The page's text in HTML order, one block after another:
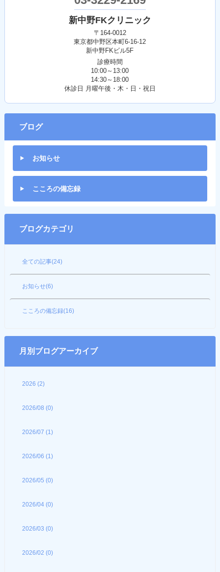
新中野FKクリニック
〒164-0012
東京都中野区本町6-16-12
新中野FKビル5F
診療時間
10:00～13:00
14:30～18:00
休診日 月曜午後・木・日・祝日
ブログ
お知らせ
こころの備忘録
ブログカテゴリ
全ての記事(24)
お知らせ(6)
こころの備忘録(16)
月別ブログアーカイブ
2026 (2)
2026/08 (0)
2026/07 (1)
2026/06 (1)
2026/05 (0)
2026/04 (0)
2026/03 (0)
2026/02 (0)